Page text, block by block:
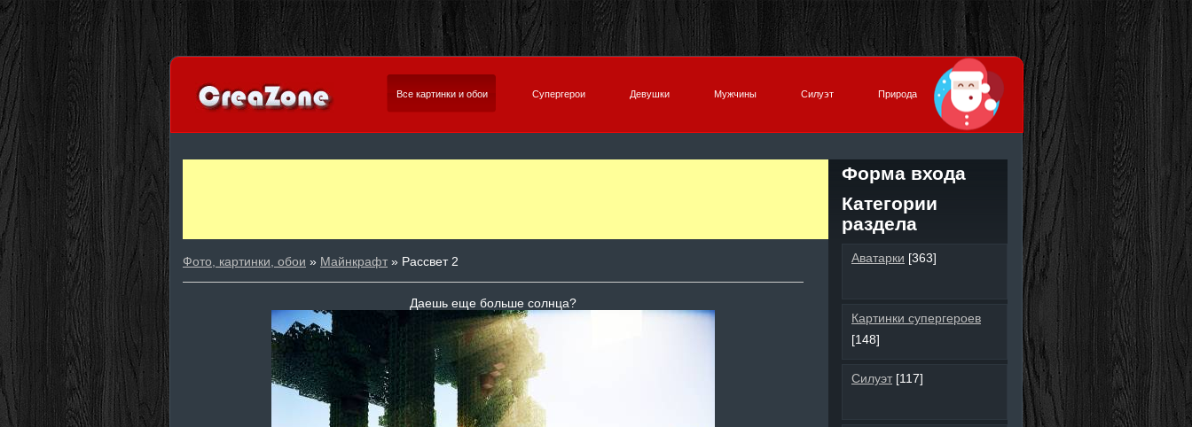
Все картинки и обои Супергерои Девушки Мужчины Силуэт Природа
Фото, картинки, обои » Майнкрафт » Рассвет 2
Даешь еще больше солнца?
Форма входа
Категории
раздела
Аватарки [363]
Картинки супергероев
[148]
Силуэт [117]